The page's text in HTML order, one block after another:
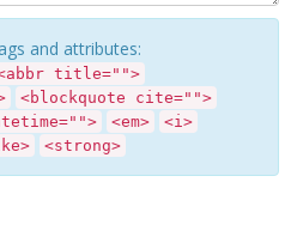
and attributes:
title="">
<blockquote cite="">
<em>
<i>
<strong>